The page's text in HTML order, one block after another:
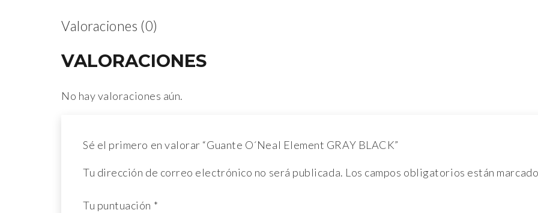
Valoraciones (0)
VALORACIONES
No hay valoraciones aún.
Sé el primero en valorar “Guante O´Neal Element GRAY BLACK”
Tu dirección de correo electrónico no será publicada. Los campos obligatorios están
Tu puntuación *